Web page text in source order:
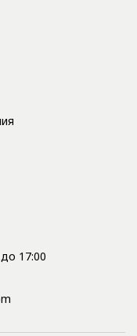
17:00